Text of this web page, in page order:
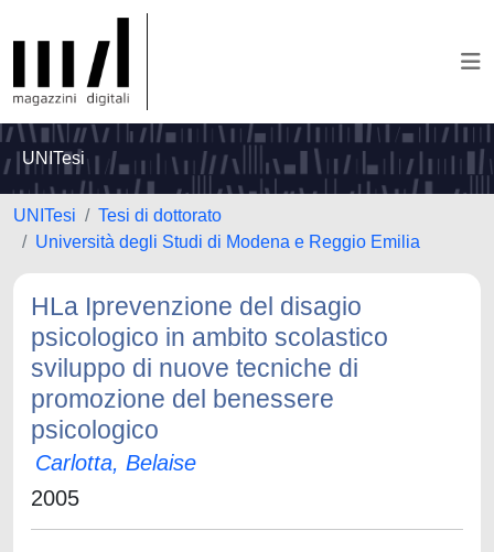
UNITesi
UNITesi
Tesi di dottorato
Università degli Studi di Modena e Reggio Emilia
HLa Iprevenzione del disagio
psicologico in ambito scolastico
sviluppo di nuove tecniche di
promozione del benessere
psicologico
Carlotta, Belaise
2005